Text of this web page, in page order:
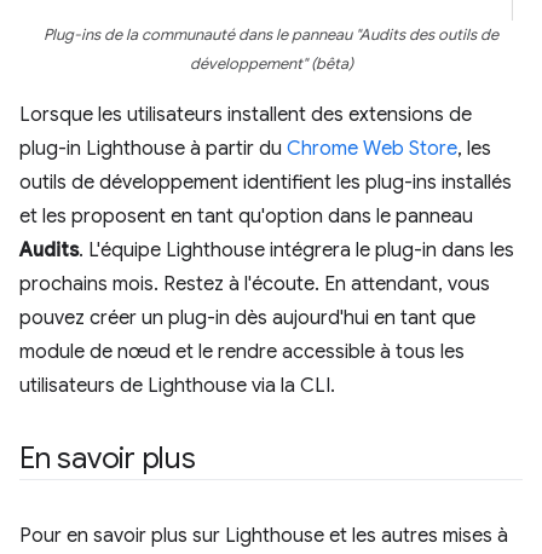
Plug-ins de la communauté dans le panneau "Audits des outils de
développement" (bêta)
Lorsque les utilisateurs installent des extensions de
plug-in Lighthouse à partir du Chrome Web Store, les
outils de développement identifient les plug-ins installés
et les proposent en tant qu'option dans le panneau
Audits. L'équipe Lighthouse intégrera le plug-in dans les
prochains mois. Restez à l'écoute. En attendant, vous
pouvez créer un plug-in dès aujourd'hui en tant que
module de nœud et le rendre accessible à tous les
utilisateurs de Lighthouse via la CLI.
En savoir plus
Pour en savoir plus sur Lighthouse et les autres mises à